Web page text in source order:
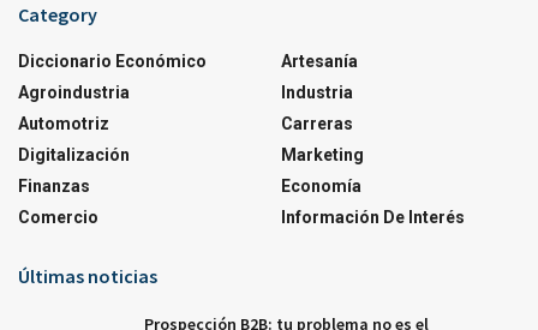
Category
Diccionario Económico
Agroindustria
Automotriz
Digitalización
Finanzas
Comercio
Artesanía
Industria
Carreras
Marketing
Economía
Información De Interés
Últimas noticias
Prospección B2B: tu problema no es el